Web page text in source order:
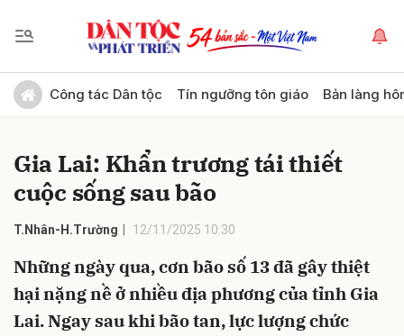
Công tác Dân tộc Tín ngưỡng tôn giáo Bản làng
Gia Lai: Khẩn trương tái thiết
cuộc sống sau bão
T.Nhân-H.Trường 12/11/2025 10:30
Những ngày qua, cơn bão số 13 đã gây thiệt
hại nặng nề ở nhiều địa phương của tỉnh Gia
Lai. Ngay sau khi bão tan, lực lượng chức
Gửi bình luận
Hủy Gửi